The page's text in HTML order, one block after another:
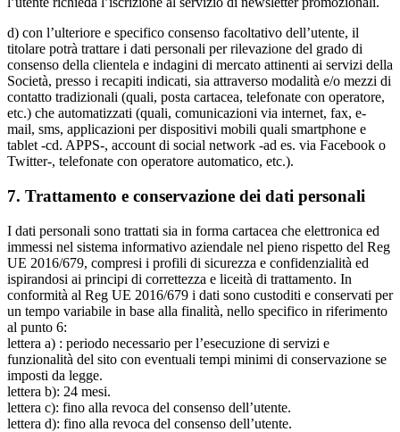
d) con l’ulteriore e specifico consenso facoltativo dell’utente, il
titolare potrà trattare i dati personali per rilevazione del grado di
consenso della clientela e indagini di mercato attinenti ai servizi della
Società, presso i recapiti indicati, sia attraverso modalità e/o mezzi di
contatto tradizionali (quali, posta cartacea, telefonate con operatore,
etc.) che automatizzati (quali, comunicazioni via internet, fax, e-
mail, sms, applicazioni per dispositivi mobili quali smartphone e
tablet -cd. APPS-, account di social network -ad es. via Facebook o
Twitter-, telefonate con operatore automatico, etc.).
7. Trattamento e conservazione dei dati personali
I dati personali sono trattati sia in forma cartacea che elettronica ed
immessi nel sistema informativo aziendale nel pieno rispetto del Reg
UE 2016/679, compresi i profili di sicurezza e confidenzialità ed
ispirandosi ai principi di correttezza e liceità di trattamento. In
conformità al Reg UE 2016/679 i dati sono custoditi e conservati per
un tempo variabile in base alla finalità, nello specifico in riferimento
al punto 6:
lettera a) : periodo necessario per l’esecuzione di servizi e
funzionalità del sito con eventuali tempi minimi di conservazione se
imposti da legge.
lettera b): 24 mesi.
lettera c): fino alla revoca del consenso dell’utente.
lettera d): fino alla revoca del consenso dell’utente.